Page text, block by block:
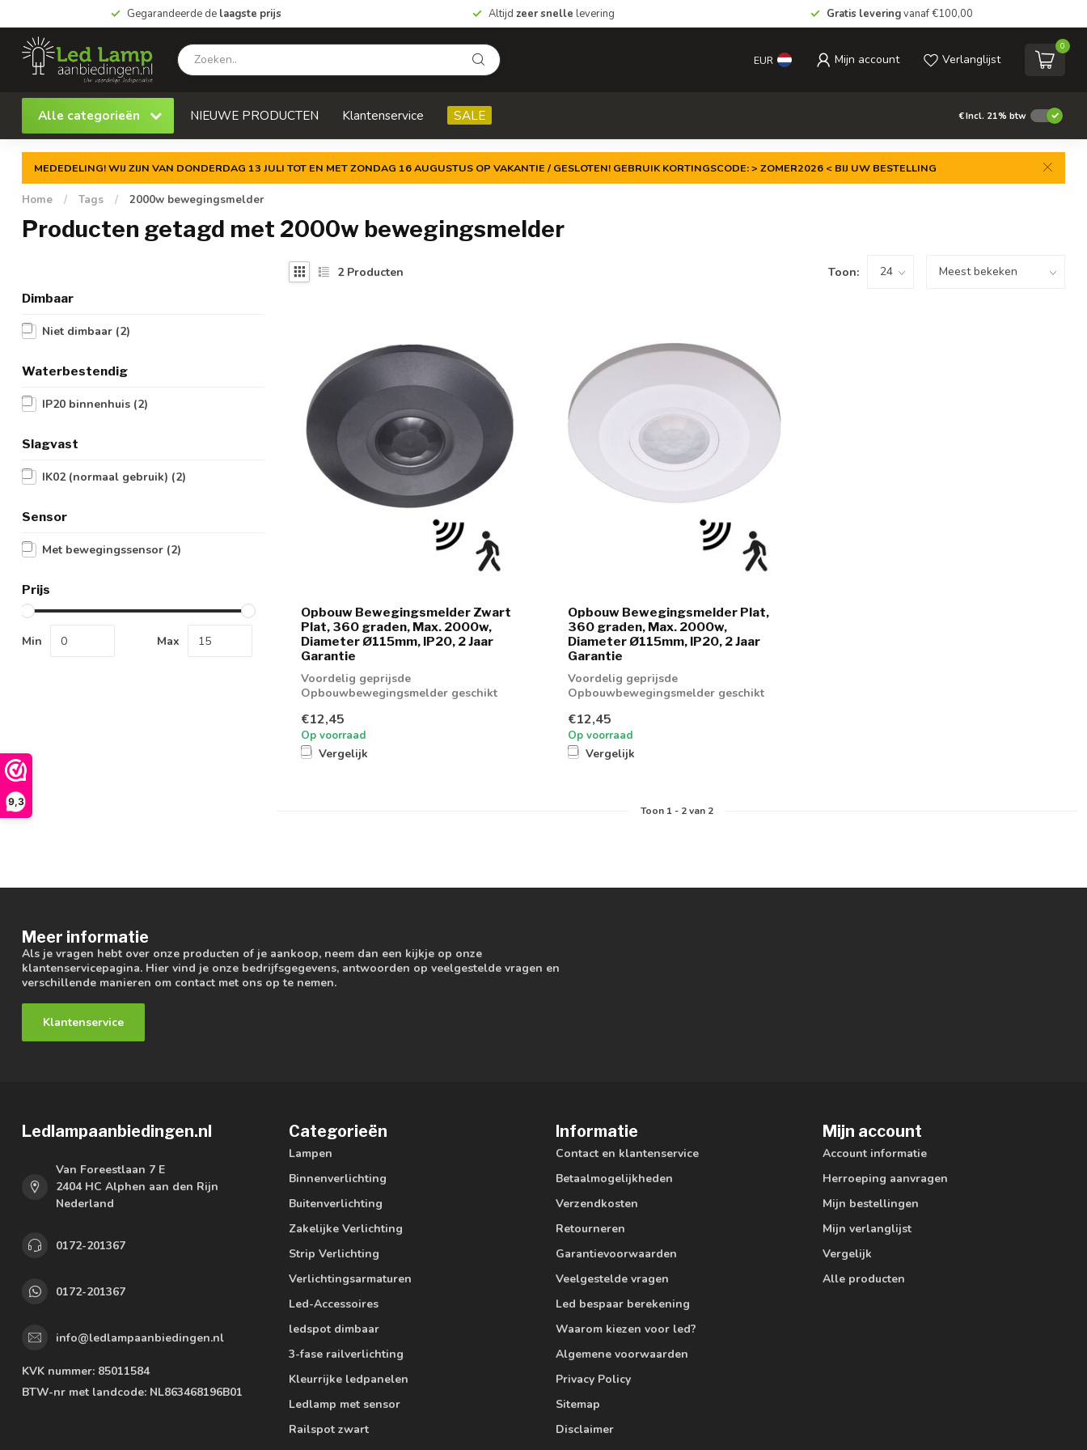
9,3
Gegarandeerde de laagste prijs Altijd zeer snelle levering Gratis leveringvanaf €100,00
EUR Mijn account Verlanglijst
0
Alle categorieën NIEUWE PRODUCTEN Klantenservice SALE €Incl. 21% btw
MEDEDELING! WIJ ZIJN VAN DONDERDAG 13 JULI TOT EN MET ZONDAG 16 AUGUSTUS OP VAKANTIE / GESLOTEN! GEBRUIK KORTINGSCODE: > ZOMER2026 < BIJ UW BESTELLING
Home / Tags / 2000w bewegingsmelder
Producten getagd met 2000w bewegingsmelder
Dimbaar
Niet dimbaar (2)
Waterbestendig
IP20 binnenhuis (2)
Slagvast
IK02 (normaal gebruik) (2)
Sensor
Met bewegingssensor (2)
Prijs
Min Max
2Producten Toon:
Opbouw Bewegingsmelder Zwart
Plat, 360 graden, Max. 2000w,
Diameter Ø115mm, IP20, 2 Jaar
Garantie
Voordelig geprijsde
Opbouwbewegingsmelder geschikt
€12,45
Op voorraad
Vergelijk
Opbouw Bewegingsmelder Plat,
360 graden, Max. 2000w,
Diameter Ø115mm, IP20, 2 Jaar
Garantie
Voordelig geprijsde
Opbouwbewegingsmelder geschikt
€12,45
Op voorraad
Vergelijk
Toon 1- 2van 2
Meer informatie
Als je vragen hebt over onze producten of je aankoop, neem dan een kijkje op onze
klantenservicepagina. Hier vind je onze bedrijfsgegevens, antwoorden op veelgestelde vragen en
verschillende manieren om contact met ons op te nemen.
Klantenservice
Ledlampaanbiedingen.nl
Van Foreestlaan 7 E
2404 HC Alphen aan den Rijn
Nederland
0172-201367
0172-201367
info@ledlampaanbiedingen.nl
KVK nummer: 85011584
BTW-nr met landcode: NL863468196B01
Categorieën
Lampen
Binnenverlichting
Buitenverlichting
Zakelijke Verlichting
Strip Verlichting
Verlichtingsarmaturen
Led-Accessoires
ledspot dimbaar
3-fase railverlichting
Kleurrijke ledpanelen
Ledlamp met sensor
Railspot zwart
Informatie
Contact en klantenservice
Betaalmogelijkheden
Verzendkosten
Retourneren
Garantievoorwaarden
Veelgestelde vragen
Led bespaar berekening
Waarom kiezen voor led?
Algemene voorwaarden
Privacy Policy
Sitemap
Disclaimer
Mijn account
Account informatie
Herroeping aanvragen
Mijn bestellingen
Mijn verlanglijst
Vergelijk
Alle producten